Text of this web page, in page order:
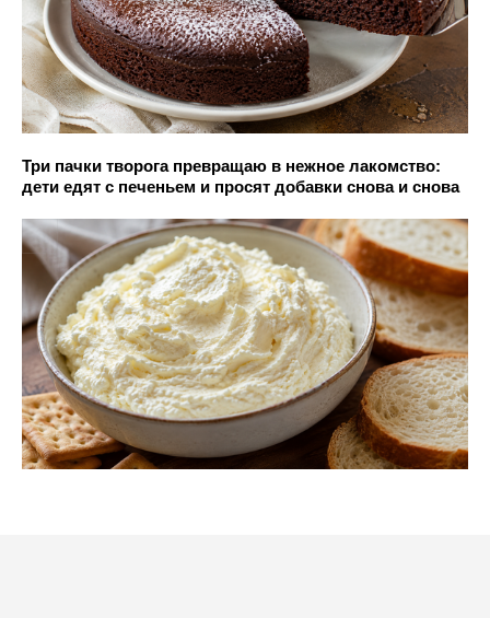
Три пачки творога превращаю в нежное лакомство:
дети едят с печеньем и просят добавки снова и снова